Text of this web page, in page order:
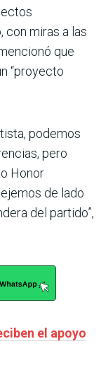
con miras a las
que
“proyecto
podemos
pero
Honor
de lado
del partido”,
el apoyo